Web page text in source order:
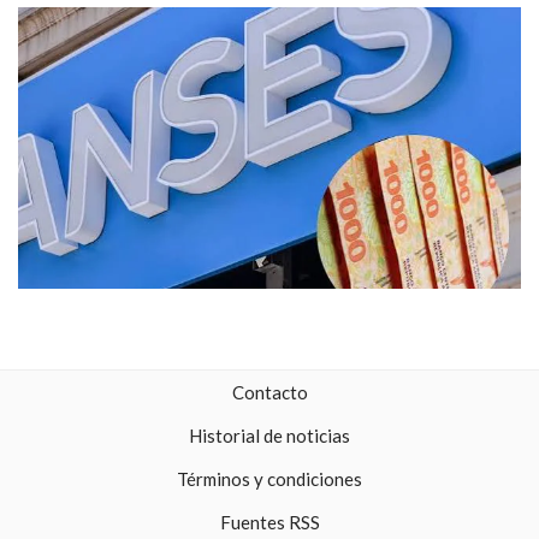
Contacto
Historial de noticias
Términos y condiciones
Fuentes RSS